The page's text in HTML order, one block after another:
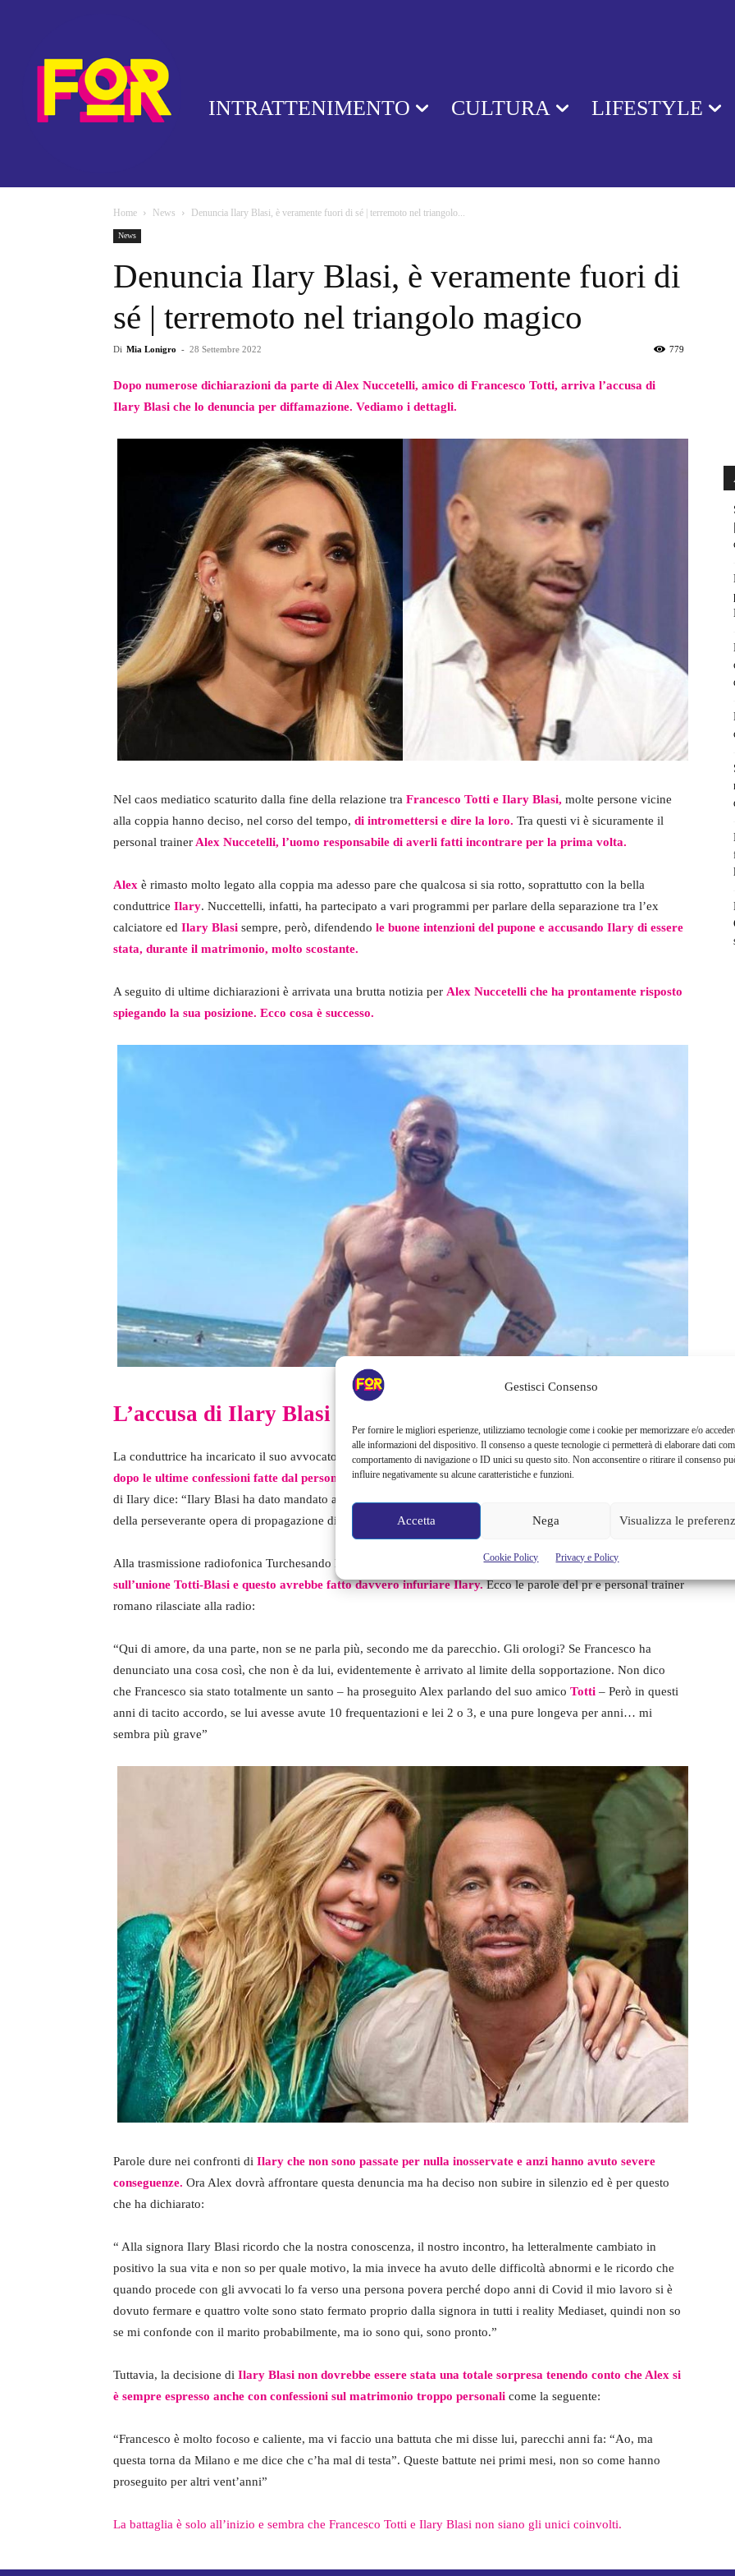
Gestisci Consenso
Per fornire le migliori esperienze, utilizziamo tecnologie come i cookie per memorizzare e/o
alle informazioni del dispositivo. Il consenso a queste tecnologie ci permetterà di elaborare dati
comportamento di navigazione o ID unici su questo sito. Non acconsentire o ritirare il consenso
influire negativamente su alcune caratteristiche e funzioni.
Accetta Nega Visualizza le
Cookie Policy Privacy e Policy
INTRATTENIMENTO CULTURA LIFESTYLE
Home News Denuncia Ilary Blasi, è veramente fuori di sé | terremoto nel triangolo...
News
Denuncia Ilary Blasi, è veramente fuori di
sé | terremoto nel triangolo magico
Di Mia Lonigro - 28 Settembre 2022 779
Dopo numerose dichiarazioni da parte di Alex Nuccetelli, amico di Francesco Totti, arriva l’accusa di
Ilary Blasi che lo denuncia per diffamazione. Vediamo i dettagli.
Nel caos mediatico scaturito dalla fine della relazione tra Francesco Totti e Ilary Blasi, molte persone vicine
alla coppia hanno deciso, nel corso del tempo, di intromettersi e dire la loro. Tra questi vi è sicuramente il
personal trainer Alex Nuccetelli, l’uomo responsabile di averli fatti incontrare per la prima volta.
Alex è rimasto molto legato alla coppia ma adesso pare che qualcosa si sia rotto, soprattutto con la bella
conduttrice Ilary. Nuccettelli, infatti, ha partecipato a vari programmi per parlare della separazione tra l’ex
calciatore ed Ilary Blasi sempre, però, difendendo le buone intenzioni del pupone e accusando Ilary di essere
stata, durante il matrimonio, molto scostante.
A seguito di ultime dichiarazioni è arrivata una brutta notizia per Alex Nuccetelli che ha prontamente risposto
spiegando la sua posizione. Ecco cosa è successo.
L’accusa di Ilary Blasi
La conduttrice ha incaricato il suo avvocato Alessandro Simeonedi denunciare AlexNuccettelli soprattutto
dopo le ultime confessioni fatte dal personal trainer ai danni di Ilary Blasi. La nota stampa diffusa dai legali
di Ilary dice: “Ilary Blasi ha dato mandato al proprio difensore di procedere contro Alex Nuccetelli a fronte
della perseverante opera di propagazione di notizie palesemente false e aventi contenuto diffamatorio”
Alla trasmissione radiofonica Turchesando Nuccetelli aveva infatti parlato deiretroscena troppo personali
sull’unione Totti-Blasi e questo avrebbe fatto davvero infuriare Ilary.Ecco le parole del pr e personal trainer
romano rilasciate alla radio:
“Qui di amore, da una parte, non se ne parla più, secondo me da parecchio. Gli orologi? Se Francesco ha
denunciato una cosa così, che non è da lui, evidentemente è arrivato al limite della sopportazione. Non dico
che Francesco sia stato totalmente un santo – ha proseguito Alex parlando del suo amico Totti – Però in questi
anni di tacito accordo, se lui avesse avute 10 frequentazioni e lei 2 o 3, e una pure longeva per anni… mi
sembra più grave”
Parole dure nei confronti di Ilary che non sono passate per nulla inosservate e anzi hanno avuto severe
conseguenze. Ora Alex dovrà affrontare questa denuncia ma ha deciso non subire in silenzio ed è per questo
che ha dichiarato:
“ Alla signora Ilary Blasi ricordo che la nostra conoscenza, il nostro incontro, ha letteralmente cambiato in
positivo la sua vita e non so per quale motivo, la mia invece ha avuto delle difficoltà abnormi e le ricordo che
quando procede con gli avvocati lo fa verso una persona povera perché dopo anni di Covid il mio lavoro si è
dovuto fermare e quattro volte sono stato fermato proprio dalla signora in tutti i reality Mediaset, quindi non so
se mi confonde con il marito probabilmente, ma io sono qui, sono pronto.”
Tuttavia, la decisione di Ilary Blasi non dovrebbe essere stata una totale sorpresa tenendo conto che Alex si
è sempre espresso anche con confessioni sul matrimonio troppo personali come la seguente:
“Francesco è molto focoso e caliente, ma vi faccio una battuta che mi disse lui, parecchi anni fa: “Ao, ma
questa torna da Milano e me dice che c’ha mal di testa”. Queste battute nei primi mesi, non so come hanno
proseguito per altri vent’anni”
La battaglia è solo all’inizio e sembra che Francesco Totti e Ilary Blasi non siano gli unici coinvolti.